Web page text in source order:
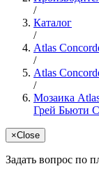
/
Каталог
/
Atlas
/
Atlas
/
Мозаика
Грей Бьюти
×Close
Задать вопрос по